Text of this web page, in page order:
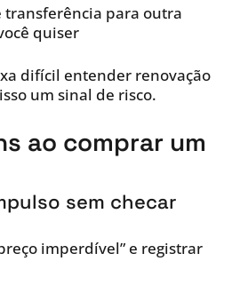
transferência para outra
quiser
difícil entender renovação
um sinal de risco.
ao comprar um
sem checar
imperdível” e registrar